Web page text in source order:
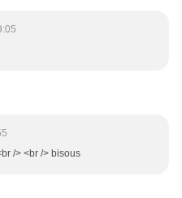
/> <br /> bisous